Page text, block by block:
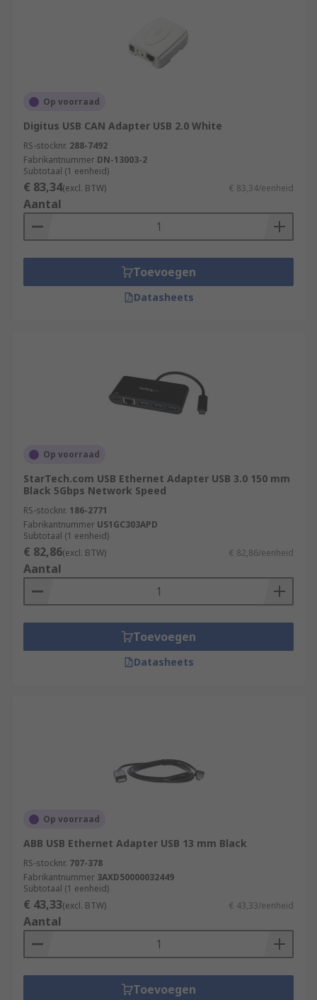
Op voorraad
Digitus USB CAN Adapter USB 2.0 White
RS-stocknr. 288-7492
Fabrikantnummer DN-13003-2
Subtotaal (1 eenheid)
€ 83,34(excl. BTW) € 83,34/eenheid
Aantal
Toevoegen
Datasheets
Op voorraad
StarTech.com USB Ethernet Adapter USB 3.0 150 mm
Black 5Gbps Network Speed
RS-stocknr. 186-2771
Fabrikantnummer US1GC303APD
Subtotaal (1 eenheid)
€ 82,86(excl. BTW) € 82,86/eenheid
Aantal
Toevoegen
Datasheets
Op voorraad
ABB USB Ethernet Adapter USB 13 mm Black
RS-stocknr. 707-378
Fabrikantnummer 3AXD50000032449
Subtotaal (1 eenheid)
€ 43,33(excl. BTW) € 43,33/eenheid
Aantal
Toevoegen